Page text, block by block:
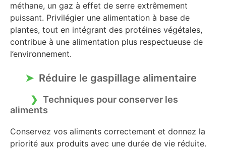
méthane, un gaz à effet de serre extrêmement
puissant. Privilégier une alimentation à base de
plantes, tout en intégrant des protéines végétales,
contribue à une alimentation plus respectueuse de
l’environnement.
Réduire le gaspillage alimentaire
Techniques pour conserver les
aliments
Conservez vos aliments correctement et donnez la
priorité aux produits avec une durée de vie réduite.